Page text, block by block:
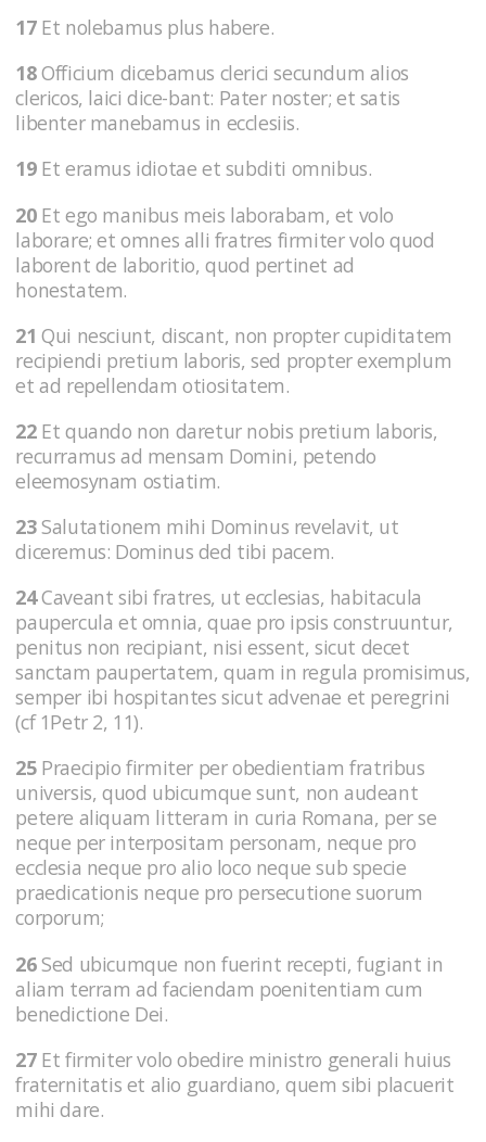
17Et nolebamus plus habere.
18Officium dicebamus clerici secundum alios
clericos, laici dice-bant: Pater noster; et satis
libenter manebamus in ecclesiis.
19Et eramus idiotae et subditi omnibus.
20Et ego manibus meis laborabam, et volo
laborare; et omnes alli fratres firmiter volo quod
laborent de laboritio, quod pertinet ad
honestatem.
21 Qui nesciunt, discant, non propter cupiditatem
recipiendi pretium laboris, sed propter exemplum
et ad repellendam otiositatem.
22Et quando non daretur nobis pretium laboris,
recurramus ad mensam Domini, petendo
eleemosynam ostiatim.
23Salutationem mihi Dominus revelavit, ut
diceremus: Dominus ded tibi pacem.
24Caveant sibi fratres, ut ecclesias, habitacula
paupercula et omnia, quae pro ipsis construuntur,
penitus non recipiant, nisi essent, sicut decet
sanctam paupertatem, quam in regula promisimus,
semper ibi hospitantes sicut advenae et peregrini
(cf 1Petr 2, 11).
25Praecipio firmiter per obedientiam fratribus
universis, quod ubicumque sunt, non audeant
petere aliquam litteram in curia Romana, per se
neque per interpositam personam, neque pro
ecclesia neque pro alio loco neque sub specie
praedicationis neque pro persecutione suorum
corporum;
26Sed ubicumque non fuerint recepti, fugiant in
aliam terram ad faciendam poenitentiam cum
benedictione Dei.
27Et firmiter volo obedire ministro generali huius
fraternitatis et alio guardiano, quem sibi placuerit
mihi dare.